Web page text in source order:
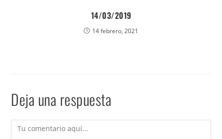
14/03/2019
14 febrero, 2021
Deja una respuesta